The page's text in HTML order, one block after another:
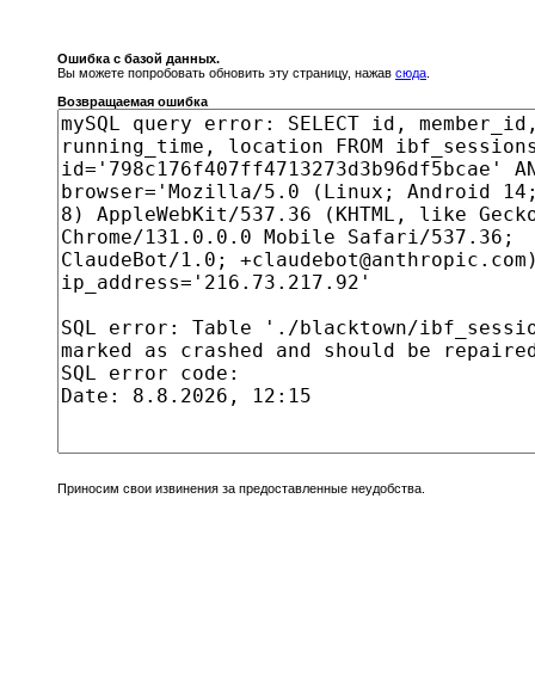
Ошибка с базой данных.
Вы можете попробовать обновить эту страницу, нажав сюда
Возвращаемая ошибка
Приносим свои извинения за предоставленные неудобства.